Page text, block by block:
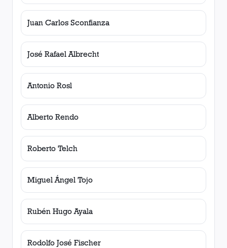
Juan Carlos Sconfianza
José Rafael Albrecht
Antonio Rosl
Alberto Rendo
Roberto Telch
Miguel Ángel Tojo
Rubén Hugo Ayala
Rodolfo José Fischer